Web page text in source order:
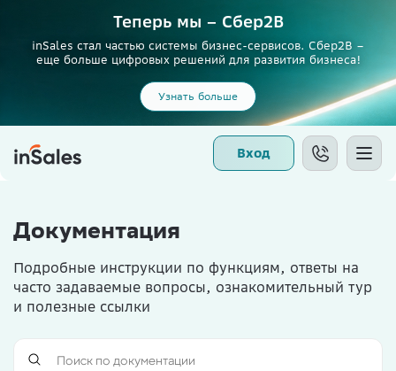
Теперь мы – Сбер2B
inSales стал частью системы бизнес-сервисов. Сбер2В –
еще больше цифровых решений для развития бизнеса!
Узнать больше
Вход
Документация
Подробные инструкции по функциям, ответы на
часто задаваемые вопросы, ознакомительный тур
и полезные ссылки